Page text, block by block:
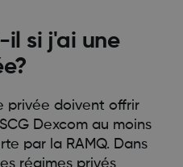
il si j'ai une
privée doivent offrir
Dexcom au moins
par la RAMQ. Dans
régimes privés